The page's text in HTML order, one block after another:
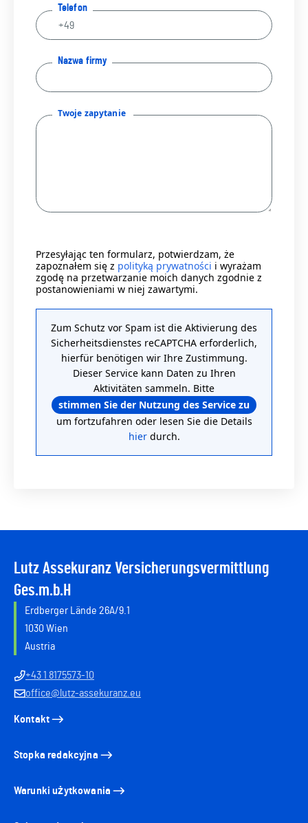
Telefon
Nazwa firmy
Twoje zapytanie
Przesyłając ten formularz, potwierdzam, że
zapoznałem się z polityką prywatności i wyrażam
zgodę na przetwarzanie moich danych zgodnie z
postanowieniami w niej zawartymi.
Zum Schutz vor Spam ist die Aktivierung des
Sicherheitsdienstes reCAPTCHA erforderlich,
hierfür benötigen wir Ihre Zustimmung.
Dieser Service kann Daten zu Ihren
Aktivitäten sammeln. Bitte
stimmen Sie der Nutzung des Service zu
um fortzufahren oder lesen Sie die Details
hierdurch.
Lutz Assekuranz Versicherungsvermittlung
Ges.m.b.H
Erdberger Lände 26A/9.1
1030 Wien
Austria
+43 1 8175573-10
office@lutz-assekuranz.eu
Kontakt
Stopka redakcyjna
Warunki użytkowania